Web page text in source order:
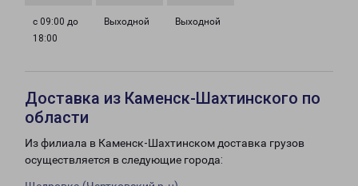
с 09:00 до
18:00
Выходной Выходной
Доставка из Каменск-Шахтинского по
области
Из филиала в Каменск-Шахтинском доставка грузов
осуществляется в следующие города: